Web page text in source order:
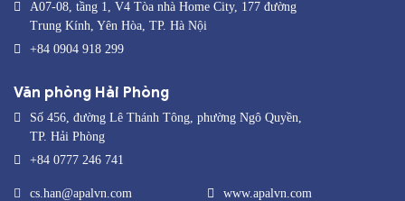
A07-08, tầng 1, V4 Tòa nhà Home City, 177 đường
Trung Kính, Yên Hòa, TP. Hà Nội
+84 0904 918 299
Văn phòng Hải Phòng
Số 456, đường Lê Thánh Tông, phường Ngô Quyền,
TP. Hải Phòng
+84 0777 246 741
cs.han@apalvn.com www.apalvn.com